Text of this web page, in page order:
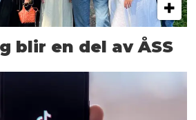
blir en del av ÅSS